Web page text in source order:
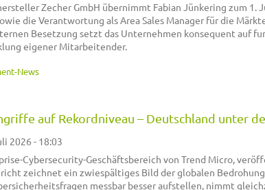
Zecher GmbH übernimmt Fabian Jünkering zum 1.
die Verantwortung als Area Sales Manager für die
Besetzung setzt das Unternehmen konsequent auf
eigener Mitarbeitender.
News
auf Rekordniveau – Deutschland unter
2026 - 18:03
Cybersecurity-Geschäftsbereich von Trend Micro,
zeichnet ein zwiespältiges Bild der globalen
messbar besser aufstellen, nimmt